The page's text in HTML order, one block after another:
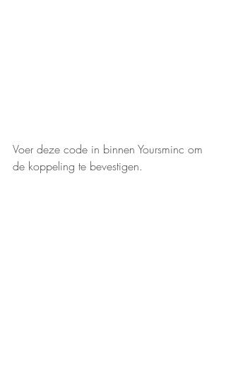
Voer deze code in binnen Yoursminc om
de koppeling te bevestigen.